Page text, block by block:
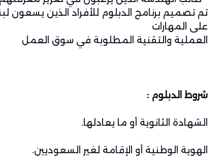
تم تصميم برنامج الدبلوم للأفراد الذين يسعون
على المهارات
العملية والتقنية المطلوبة في سوق العمل
شروط الدبلوم :
الشهادة الثانوية أو ما يعادلها.
الهوية الوطنية أو الإقامة لغير السعوديين.